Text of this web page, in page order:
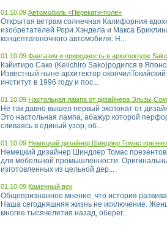
01.10.09Автомобиль «Перекати-поле»
Открытая ветрам солнечная Калифорния
изобретателей Рори Хэндела и Макса
концептагоночного автомобиля. Н...
01.10.09Фантазия и природность в архитектуре
Кэйитиро Сако (Keiichiro Sako)родился в
Известный ныне архитектор окончилТокийский
институт в 1996 году и пос...
01.10.09Настольная лампа от дизайнера Эльзы
Не так давно вышел первый экспонат от
Это настольная лампа, абажур которой
сливаясь в единый узор, об...
01.10.09Немецкий дизайнер Шиндлер Томас
Немецкий дизайнер Шиндлер Томас
для мебельной промышленности.
изготовленных из цельной дер...
01.10.09Каменный век
Общепризнанное мнение, что история
Наша сегодняшняя жизнь не исключение.
многие тысячелетия назад, оберег...